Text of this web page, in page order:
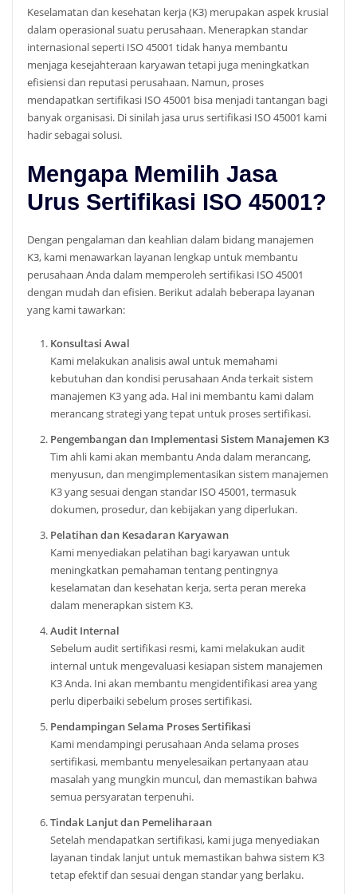
Keselamatan dan kesehatan kerja (K3) merupakan aspek krusial
dalam operasional suatu perusahaan. Menerapkan standar
internasional seperti ISO 45001 tidak hanya membantu
menjaga kesejahteraan karyawan tetapi juga meningkatkan
efisiensi dan reputasi perusahaan. Namun, proses
mendapatkan sertifikasi ISO 45001 bisa menjadi tantangan bagi
banyak organisasi. Di sinilah jasa urus sertifikasi ISO 45001 kami
hadir sebagai solusi.
Mengapa Memilih Jasa
Urus Sertifikasi ISO 45001?
Dengan pengalaman dan keahlian dalam bidang manajemen
K3, kami menawarkan layanan lengkap untuk membantu
perusahaan Anda dalam memperoleh sertifikasi ISO 45001
dengan mudah dan efisien. Berikut adalah beberapa layanan
yang kami tawarkan:
Konsultasi Awal
Kami melakukan analisis awal untuk memahami
kebutuhan dan kondisi perusahaan Anda terkait sistem
manajemen K3 yang ada. Hal ini membantu kami dalam
merancang strategi yang tepat untuk proses sertifikasi.
Pengembangan dan Implementasi Sistem Manajemen K3
Tim ahli kami akan membantu Anda dalam merancang,
menyusun, dan mengimplementasikan sistem manajemen
K3 yang sesuai dengan standar ISO 45001, termasuk
dokumen, prosedur, dan kebijakan yang diperlukan.
Pelatihan dan Kesadaran Karyawan
Kami menyediakan pelatihan bagi karyawan untuk
meningkatkan pemahaman tentang pentingnya
keselamatan dan kesehatan kerja, serta peran mereka
dalam menerapkan sistem K3.
Audit Internal
Sebelum audit sertifikasi resmi, kami melakukan audit
internal untuk mengevaluasi kesiapan sistem manajemen
K3 Anda. Ini akan membantu mengidentifikasi area yang
perlu diperbaiki sebelum proses sertifikasi.
Pendampingan Selama Proses Sertifikasi
Kami mendampingi perusahaan Anda selama proses
sertifikasi, membantu menyelesaikan pertanyaan atau
masalah yang mungkin muncul, dan memastikan bahwa
semua persyaratan terpenuhi.
Tindak Lanjut dan Pemeliharaan
Setelah mendapatkan sertifikasi, kami juga menyediakan
layanan tindak lanjut untuk memastikan bahwa sistem K3
tetap efektif dan sesuai dengan standar yang berlaku.